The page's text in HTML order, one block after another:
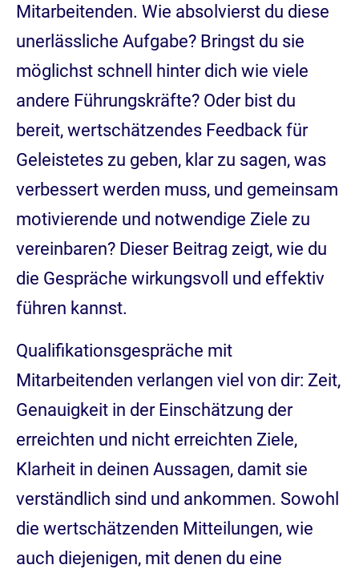
Mitarbeitenden. Wie absolvierst du diese
unerlässliche Aufgabe? Bringst du sie
möglichst schnell hinter dich wie viele
andere Führungskräfte? Oder bist du
bereit, wertschätzendes Feedback für
Geleistetes zu geben, klar zu sagen, was
verbessert werden muss, und gemeinsam
motivierende und notwendige Ziele zu
vereinbaren? Dieser Beitrag zeigt, wie du
die Gespräche wirkungsvoll und effektiv
führen kannst.
Qualifikationsgespräche mit
Mitarbeitenden verlangen viel von dir: Zeit,
Genauigkeit in der Einschätzung der
erreichten und nicht erreichten Ziele,
Klarheit in deinen Aussagen, damit sie
verständlich sind und ankommen. Sowohl
die wertschätzenden Mitteilungen, wie
auch diejenigen, mit denen du eine